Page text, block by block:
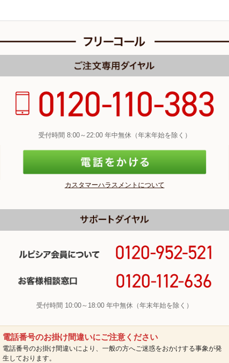
受付時間 8:00～22:00 年中無休（年末年始を除く）
カスタマーハラスメントについて
受付時間 10:00～18:00 年中無休（年末年始を除く）
電話番号のお掛け間違いにご注意ください
電話番号のお掛け間違いにより、一般の方へご迷惑をおかけする事象が発
生しております。